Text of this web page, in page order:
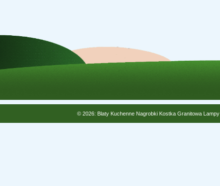
© 2026: Blaty Kuchenne Nagrobki Kostka Granitowa